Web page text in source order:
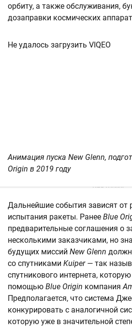
орбиту, а также обслуживания,
дозаправки космических
Не удалось загрузить VIQEO
Анимация пуска New Glenn,
Origin в 2019 году
Дальнейшие события зависят от
испытания ракеты. Ранее Blue
предварительные соглашения о
несколькими заказчиками, но
будущих миссий New Glenn
со спутниками Kuiper — так
спутникового интернета,
помощью Blue Origin компания
Предполагается, что система
конкурировать с аналогичной
которую уже в значительной